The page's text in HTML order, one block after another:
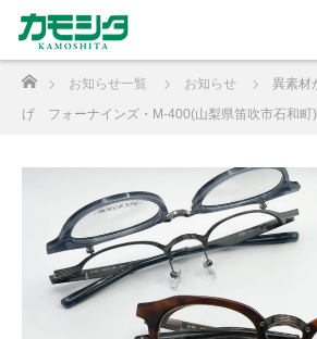
ホーム
お知らせ一覧 お知らせ
異素材
げ フォーナインズ・M-400(山梨県笛吹市石和町)